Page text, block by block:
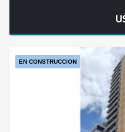
EN CONSTRUCCION